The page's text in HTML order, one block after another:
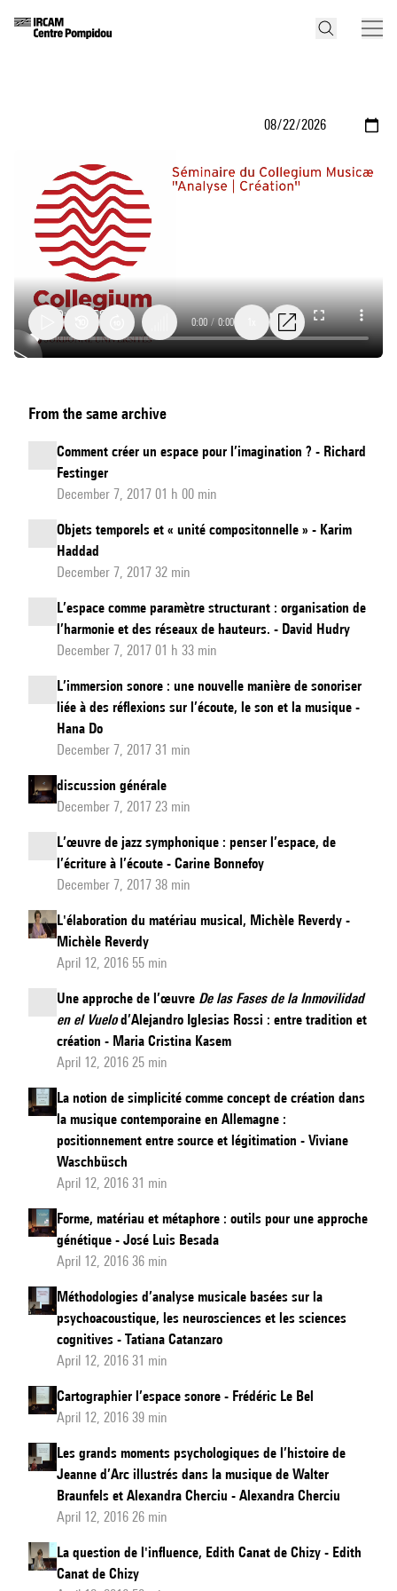
musicales
dans
l’espace
formalisé.
Œuvres
2007–
2015
0:00 / 0:00
From the same archive
Comment créer un espace pour l’imagination ? - Richard
Festinger
December 7, 2017 01 h 00 min
Objets temporels et « unité compositonnelle » - Karim
Haddad
December 7, 2017 32 min
L’espace comme paramètre structurant : organisation de
l’harmonie et des réseaux de hauteurs. - David Hudry
December 7, 2017 01 h 33 min
L’immersion sonore : une nouvelle manière de sonoriser
liée à des réflexions sur l’écoute, le son et la musique -
Hana Do
December 7, 2017 31 min
discussion générale
December 7, 2017 23 min
L’œuvre de jazz symphonique : penser l’espace, de
l’écriture à l’écoute - Carine Bonnefoy
December 7, 2017 38 min
L'élaboration du matériau musical, Michèle Reverdy -
Michèle Reverdy
April 12, 2016 55 min
Une approche de l’œuvre De las Fases de la Inmovilidad
en el Vuelod’Alejandro Iglesias Rossi : entre tradition et
création - Maria Cristina Kasem
April 12, 2016 25 min
La notion de simplicité comme concept de création dans
la musique contemporaine en Allemagne :
positionnement entre source et légitimation - Viviane
Waschbüsch
April 12, 2016 31 min
Forme, matériau et métaphore : outils pour une approche
génétique - José Luis Besada
April 12, 2016 36 min
Méthodologies d’analyse musicale basées sur la
psychoacoustique, les neurosciences et les sciences
cognitives - Tatiana Catanzaro
April 12, 2016 31 min
Cartographier l’espace sonore - Frédéric Le Bel
April 12, 2016 39 min
Les grands moments psychologiques de l’histoire de
Jeanne d’Arc illustrés dans la musique de Walter
Braunfels et Alexandra Cherciu - Alexandra Cherciu
April 12, 2016 26 min
La question de l'influence, Edith Canat de Chizy - Edith
Canat de Chizy